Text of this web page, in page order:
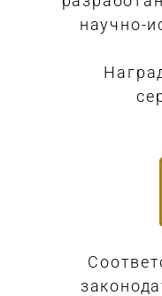
научно-